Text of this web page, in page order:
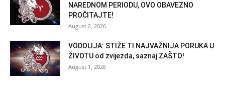
NAREDNOM PERIODU, OVO OBAVEZNO
PROČITAJTE!
August 2, 2026
VODOLIJA: STIŽE TI NAJVAŽNIJA PORUKA U
ŽIVOTU od zvijezda, saznaj ZAŠTO!
August 1, 2026